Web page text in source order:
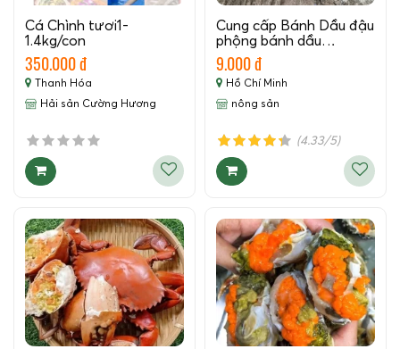
Cá Chình tươi1-
1.4kg/con
350.000 đ
Thanh Hóa
Hải sản Cường Hương
Cung cấp Bánh Dầu đậu
phộng bánh dầu…
9.000 đ
Hồ Chí Minh
nông sản
(4.33/5)